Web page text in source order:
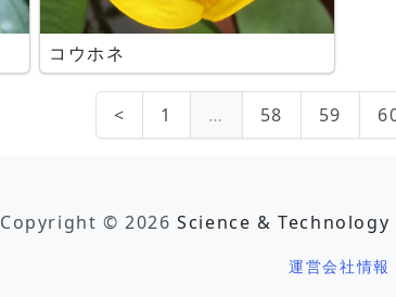
コウホネ
< 1 … 58 59
Copyright © 2026Science & Technology
運営会社情報